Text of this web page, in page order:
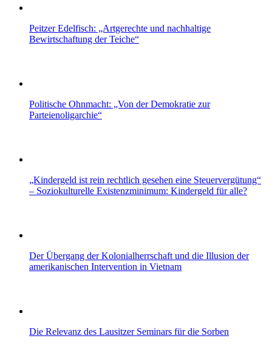
Peitzer Edelfisch: „Artgerechte und nachhaltige
Bewirtschaftung der Teiche“
Politische Ohnmacht: „Von der Demokratie zur
Parteienoligarchie“
„Kindergeld ist rein rechtlich gesehen eine Steuervergütung“
– Soziokulturelle Existenzminimum: Kindergeld für alle?
Der Übergang der Kolonialherrschaft und die Illusion der
amerikanischen Intervention in Vietnam
Die Relevanz des Lausitzer Seminars für die Sorben